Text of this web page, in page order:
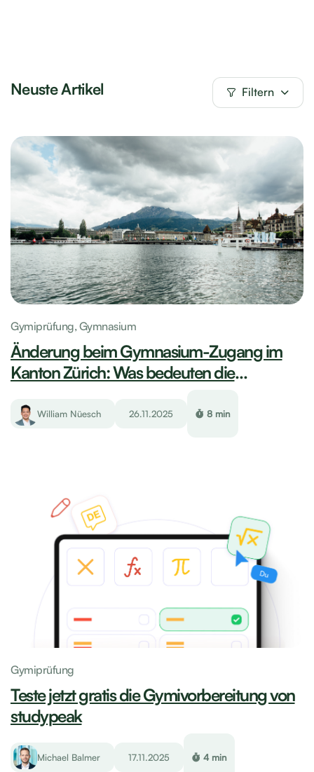
Neuste Artikel Filtern
Gymiprüfung,Gymnasium
Änderung beim Gymnasium-Zugang im
Kanton Zürich: Was bedeuten die
William Nüesch 26.11.2025 8 min
Gymiprüfung
Teste jetzt gratis die Gymivorbereitung von
studypeak
Michael Balmer 17.11.2025 4 min